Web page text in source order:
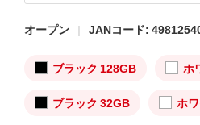
オープン JANコード:
ブラック 128GB ホ
ブラック 32GB ホ